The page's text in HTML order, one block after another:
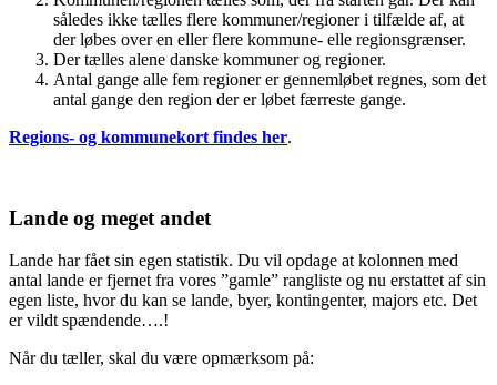
således ikke tælles flere kommuner/regioner i tilfælde af, at
der løbes over en eller flere kommune- elle regionsgrænser.
Der tælles alene danske kommuner og regioner.
Antal gange alle fem regioner er gennemløbet regnes, som det
antal gange den region der er løbet færreste gange.
Regions- og kommunekort findes her.
Lande og meget andet
Lande har fået sin egen statistik. Du vil opdage at kolonnen med
antal lande er fjernet fra vores ”gamle” rangliste og nu erstattet af sin
egen liste, hvor du kan se lande, byer, kontingenter, majors etc. Det
er vildt spændende….!
Når du tæller, skal du være opmærksom på: